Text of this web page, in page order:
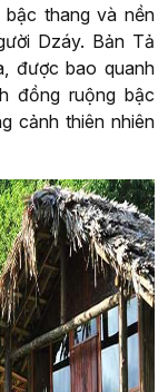
bậc thang và nền
Dzáy. Bản Tả
được bao quanh
đồng ruộng bậc
cảnh thiên nhiên